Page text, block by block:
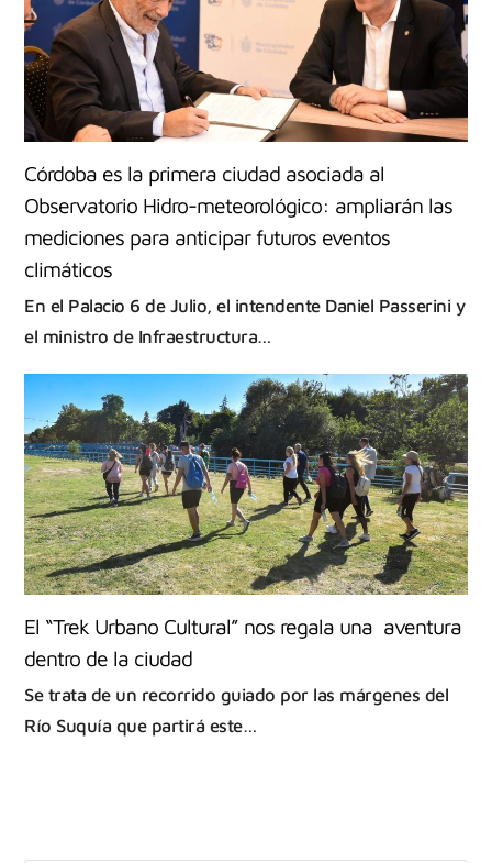
Córdoba es la primera ciudad asociada al
Observatorio Hidro-meteorológico: ampliarán las
mediciones para anticipar futuros eventos
climáticos
En el Palacio 6 de Julio, el intendente Daniel Passerini y
el ministro de Infraestructura…
El “Trek Urbano Cultural” nos regala una aventura
dentro de la ciudad
Se trata de un recorrido guiado por las márgenes del
Río Suquía que partirá este…